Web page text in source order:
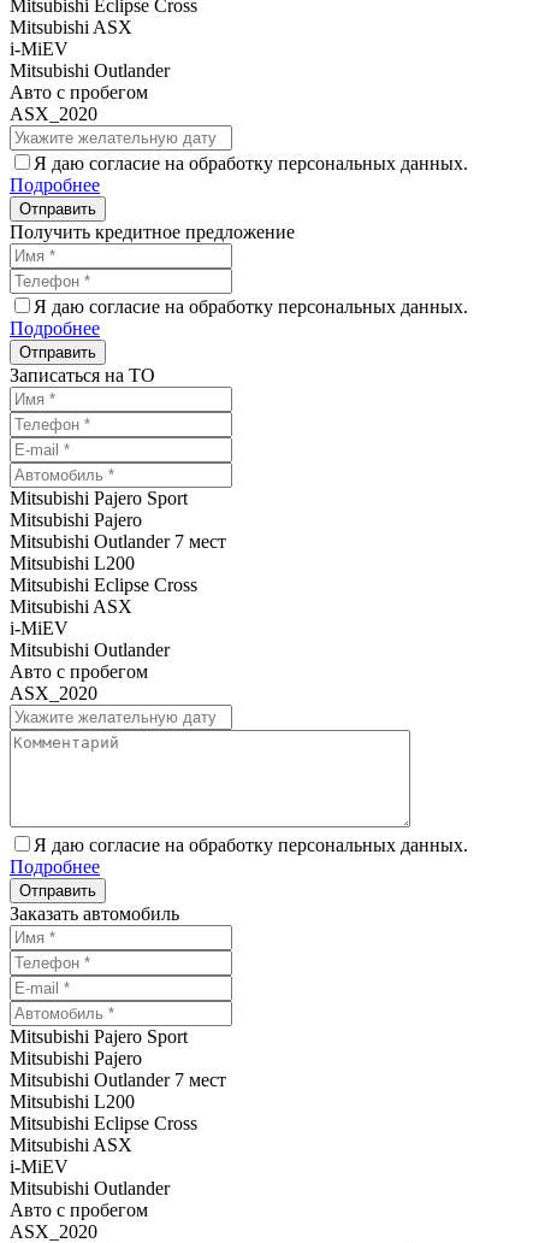
Mitsubishi Eclipse Cross
Mitsubishi ASX
i-MiEV
Mitsubishi Outlander
Авто с пробегом
ASX_2020
Я даю согласие на обработку персональных данных.
Подробнее
Получить кредитное предложение
Я даю согласие на обработку персональных данных.
Подробнее
Записаться на ТО
Mitsubishi Pajero Sport
Mitsubishi Pajero
Mitsubishi Outlander 7 мест
Mitsubishi L200
Mitsubishi Eclipse Cross
Mitsubishi ASX
i-MiEV
Mitsubishi Outlander
Авто с пробегом
ASX_2020
Я даю согласие на обработку персональных данных.
Подробнее
Заказать автомобиль
Mitsubishi Pajero Sport
Mitsubishi Pajero
Mitsubishi Outlander 7 мест
Mitsubishi L200
Mitsubishi Eclipse Cross
Mitsubishi ASX
i-MiEV
Mitsubishi Outlander
Авто с пробегом
ASX_2020